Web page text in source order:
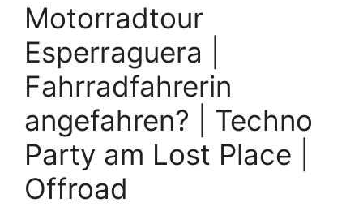
Motorradtour
Esperraguera |
Fahrradfahrerin
angefahren? | Techno
Party am Lost Place |
Offroad